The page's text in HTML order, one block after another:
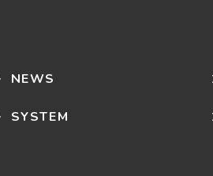
NEWS
SYSTEM